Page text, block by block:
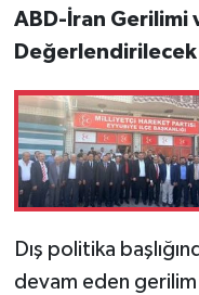
ABD-İran Gerilimi
Değerlendirilecek
Dış politika
devam eden gerilim